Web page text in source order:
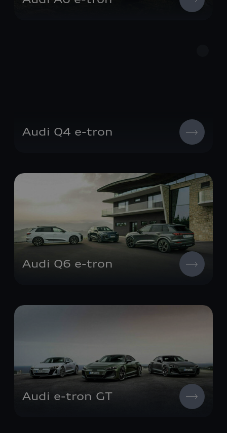
Audi Q4 e-tron
Audi Q6 e-tron
Audi e-tron GT